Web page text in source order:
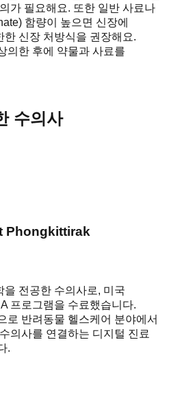
가 필요해요. 또한 일반 사료나
함량이 높으면 신장에
한 신장 처방식을 권장해요.
의한 후에 약물과 사료를
수의사
Phongkittirak
전공한 수의사로, 미국
프로그램을 수료했습니다.
로 반려동물 헬스케어 분야에서
의사를 연결하는 디지털 진료
.